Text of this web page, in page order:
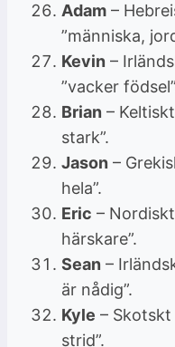
Adam –
”människa,
Kevin –
”vacker
Brian –
stark”.
Jason –
hela”.
Eric –
härskare”.
Sean –
är nådig”.
Kyle – Skotskt
strid”.